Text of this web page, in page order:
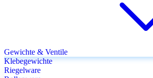
Gewichte & Ventile
Klebegewichte
Riegelware